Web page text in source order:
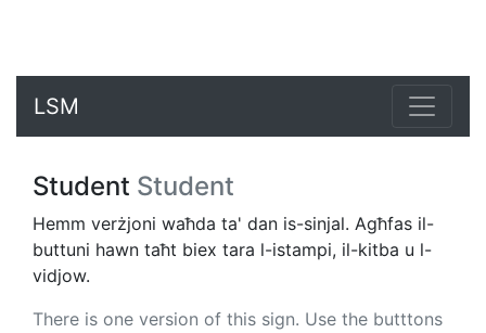
LSM
Student Student
Hemm verżjoni waħda ta' dan is-sinjal. Agħfas il-
buttuni hawn taħt biex tara l-istampi, il-kitba u l-
vidjow.
There is one version of this sign. Use the butttons